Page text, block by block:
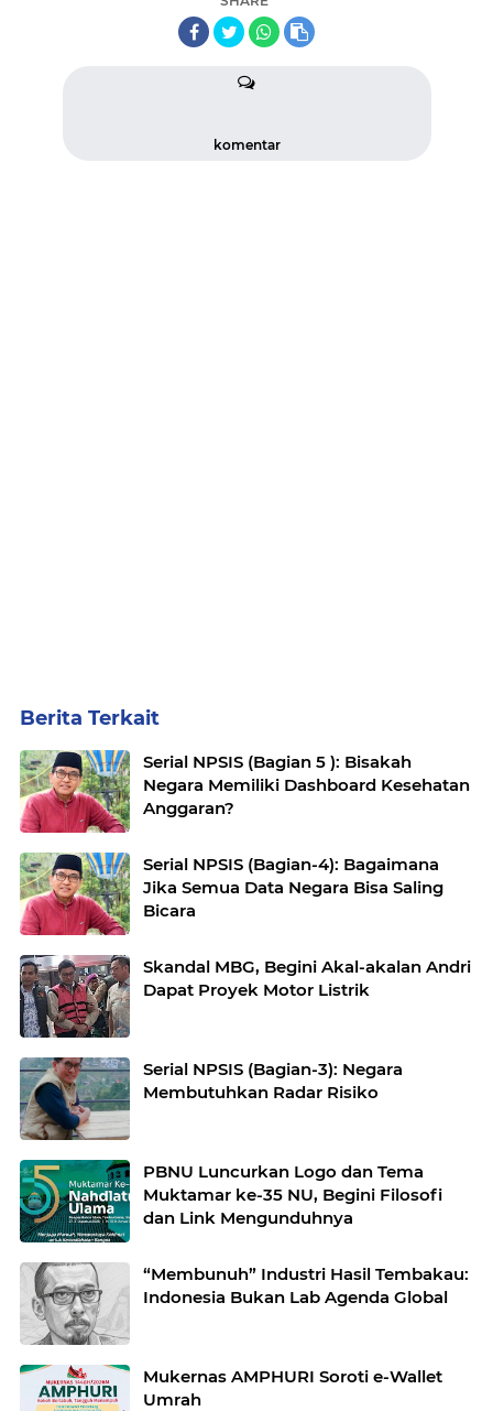
komentar
Berita Terkait
Serial NPSIS (Bagian 5 ): Bisakah
Negara Memiliki Dashboard Kesehatan
Anggaran?
Serial NPSIS (Bagian-4): Bagaimana
Jika Semua Data Negara Bisa Saling
Bicara
Skandal MBG, Begini Akal-akalan Andri
Dapat Proyek Motor Listrik
Serial NPSIS (Bagian-3): Negara
Membutuhkan Radar Risiko
PBNU Luncurkan Logo dan Tema
Muktamar ke-35 NU, Begini Filosofi
dan Link Mengunduhnya
“Membunuh” Industri Hasil Tembakau:
Indonesia Bukan Lab Agenda Global
Mukernas AMPHURI Soroti e-Wallet
Umrah